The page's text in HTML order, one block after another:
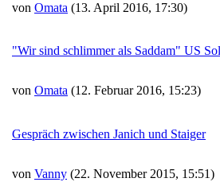
von Omata (13. April 2016, 17:30)
"Wir sind schlimmer als Saddam" US
von Omata (12. Februar 2016, 15:23)
Gespräch zwischen Janich und Staiger
von Vanny (22. November 2015, 15:51)